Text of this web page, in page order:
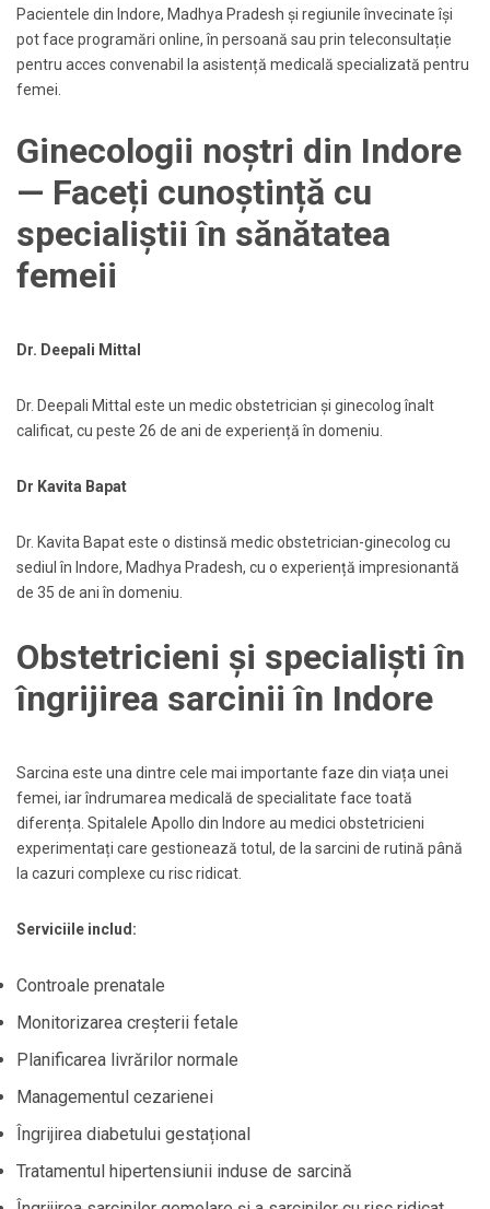
Pacientele din Indore, Madhya Pradesh și regiunile învecinate își
pot face programări online, în persoană sau prin teleconsultație
pentru acces convenabil la asistență medicală specializată pentru
femei.
Ginecologii noștri din Indore
— Faceți cunoștință cu
specialiștii în sănătatea
femeii
Dr. Deepali Mittal
Dr. Deepali Mittal este un medic obstetrician și ginecolog înalt
calificat, cu peste 26 de ani de experiență în domeniu.
Dr Kavita Bapat
Dr. Kavita Bapat este o distinsă medic obstetrician-ginecolog cu
sediul în Indore, Madhya Pradesh, cu o experiență impresionantă
de 35 de ani în domeniu.
Obstetricieni și specialiști în
îngrijirea sarcinii în Indore
Sarcina este una dintre cele mai importante faze din viața unei
femei, iar îndrumarea medicală de specialitate face toată
diferența. Spitalele Apollo din Indore au medici obstetricieni
experimentați care gestionează totul, de la sarcini de rutină până
la cazuri complexe cu risc ridicat.
Serviciile includ:
Controale prenatale
Monitorizarea creșterii fetale
Planificarea livrărilor normale
Managementul cezarienei
Îngrijirea diabetului gestațional
Tratamentul hipertensiunii induse de sarcină